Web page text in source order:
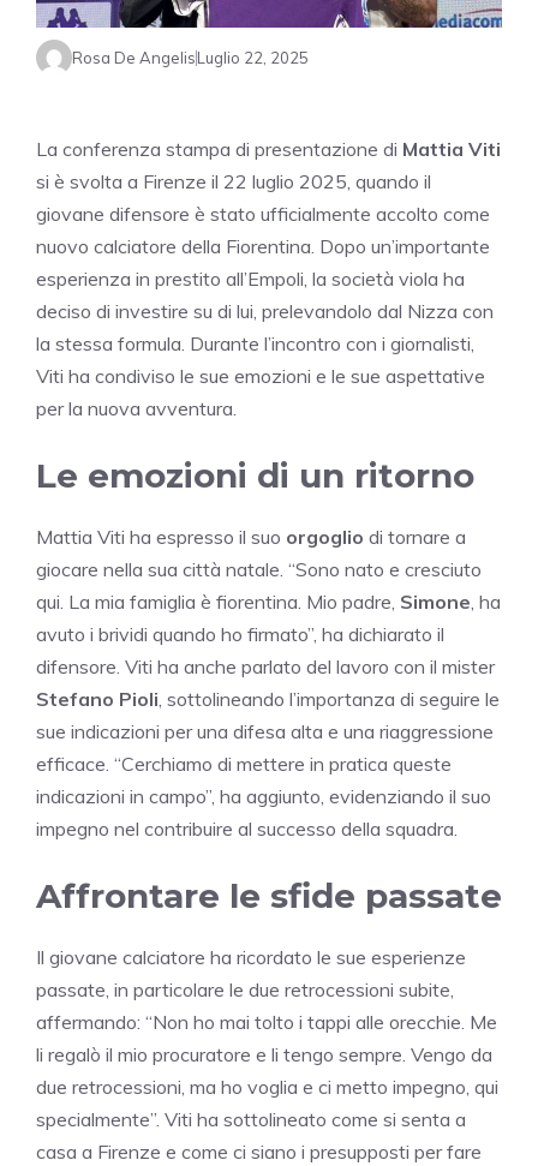
Rosa De AngelisLuglio 22, 2025
La conferenza stampa di presentazione di Mattia Viti
si è svolta a Firenze il 22 luglio 2025, quando il
giovane difensore è stato ufficialmente accolto come
nuovo calciatore della Fiorentina. Dopo un’importante
esperienza in prestito all’Empoli, la società viola ha
deciso di investire su di lui, prelevandolo dal Nizza con
la stessa formula. Durante l’incontro con i giornalisti,
Viti ha condiviso le sue emozioni e le sue aspettative
per la nuova avventura.
Le emozioni di un ritorno
Mattia Viti ha espresso il suo orgoglio di tornare a
giocare nella sua città natale. “Sono nato e cresciuto
qui. La mia famiglia è fiorentina. Mio padre, Simone, ha
avuto i brividi quando ho firmato”, ha dichiarato il
difensore. Viti ha anche parlato del lavoro con il mister
Stefano Pioli, sottolineando l’importanza di seguire le
sue indicazioni per una difesa alta e una riaggressione
efficace. “Cerchiamo di mettere in pratica queste
indicazioni in campo”, ha aggiunto, evidenziando il suo
impegno nel contribuire al successo della squadra.
Affrontare le sfide passate
Il giovane calciatore ha ricordato le sue esperienze
passate, in particolare le due retrocessioni subite,
affermando: “Non ho mai tolto i tappi alle orecchie. Me
li regalò il mio procuratore e li tengo sempre. Vengo da
due retrocessioni, ma ho voglia e ci metto impegno, qui
specialmente”. Viti ha sottolineato come si senta a
casa a Firenze e come ci siano i presupposti per fare